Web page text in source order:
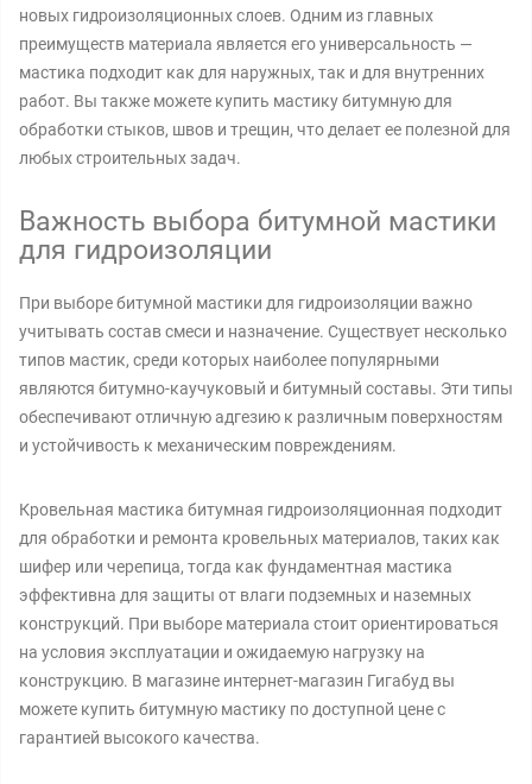
новых гидроизоляционных слоев. Одним из главных
преимуществ материала является его универсальность —
мастика подходит как для наружных, так и для внутренних
работ. Вы также можете купить мастику битумную для
обработки стыков, швов и трещин, что делает ее полезной для
любых строительных задач.
Важность выбора битумной мастики
для гидроизоляции
При выборе битумной мастики для гидроизоляции важно
учитывать состав смеси и назначение. Существует несколько
типов мастик, среди которых наиболее популярными
являются битумно-каучуковый и битумный составы. Эти типы
обеспечивают отличную адгезию к различным поверхностям
и устойчивость к механическим повреждениям.
Кровельная мастика битумная гидроизоляционная подходит
для обработки и ремонта кровельных материалов, таких как
шифер или черепица, тогда как фундаментная мастика
эффективна для защиты от влаги подземных и наземных
конструкций. При выборе материала стоит ориентироваться
на условия эксплуатации и ожидаемую нагрузку на
конструкцию. В магазине интернет-магазин Гигабуд вы
можете купить битумную мастику по доступной цене с
гарантией высокого качества.